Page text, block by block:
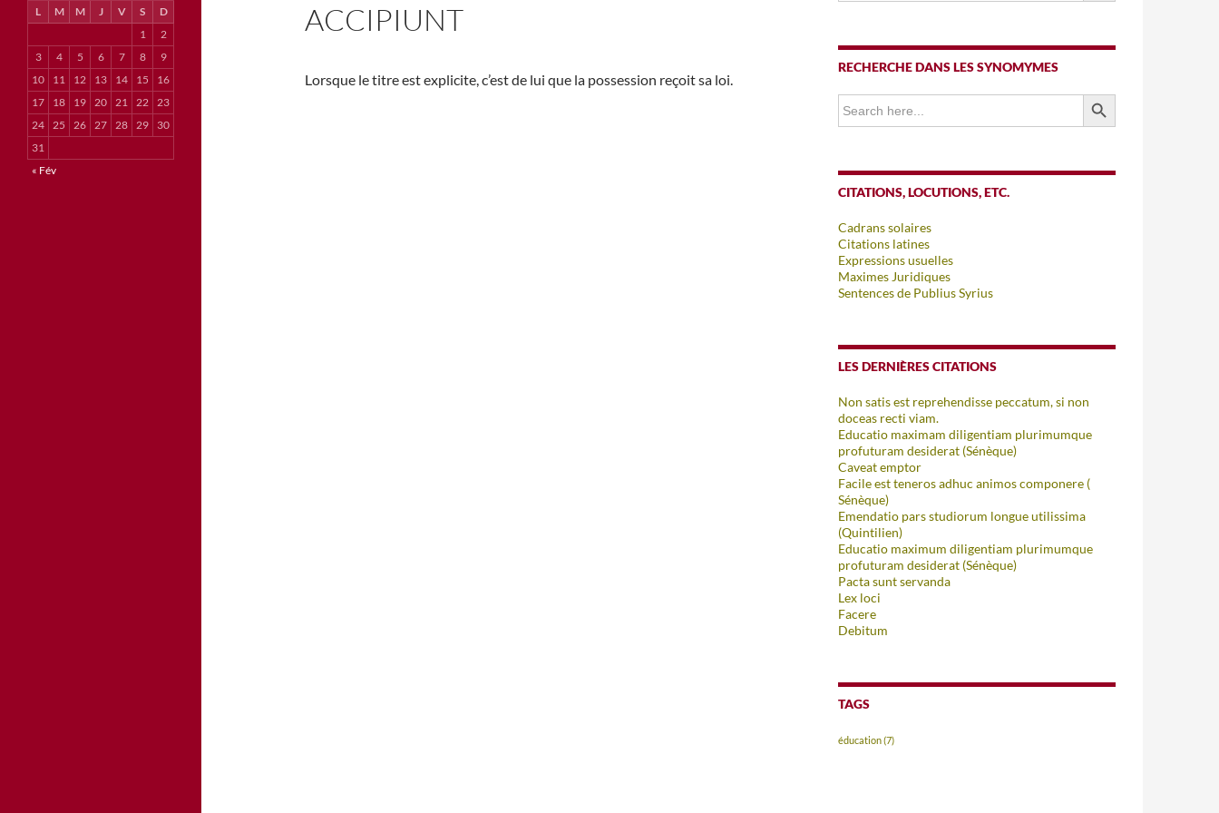
ACCIPIUNT
Lorsque le titre est explicite, c’est de lui que la possession reçoit sa loi.
RECHERCHE DANS LES SYNOMYMES
Search
for:
SEARCH BUTTON
CITATIONS, LOCUTIONS, ETC.
Cadrans solaires
Citations latines
Expressions usuelles
Maximes Juridiques
Sentences de Publius Syrius
LES DERNIÈRES CITATIONS
Non satis est reprehendisse peccatum, si non
doceas recti viam.
Educatio maximam diligentiam plurimumque
profuturam desiderat (Sénèque)
Caveat emptor
Facile est teneros adhuc animos componere (
Sénèque)
Emendatio pars studiorum longue utilissima
(Quintilien)
Educatio maximum diligentiam plurimumque
profuturam desiderat (Sénèque)
Pacta sunt servanda
Lex loci
Facere
Debitum
TAGS
éducation(7)
L M M J V S
D
1
2
3
4 5 6 7 8
9
10
11 12 13 14 15
16
17
18 19 20 21 22 23
24 25 26 27 28 29
30
31
« Fév